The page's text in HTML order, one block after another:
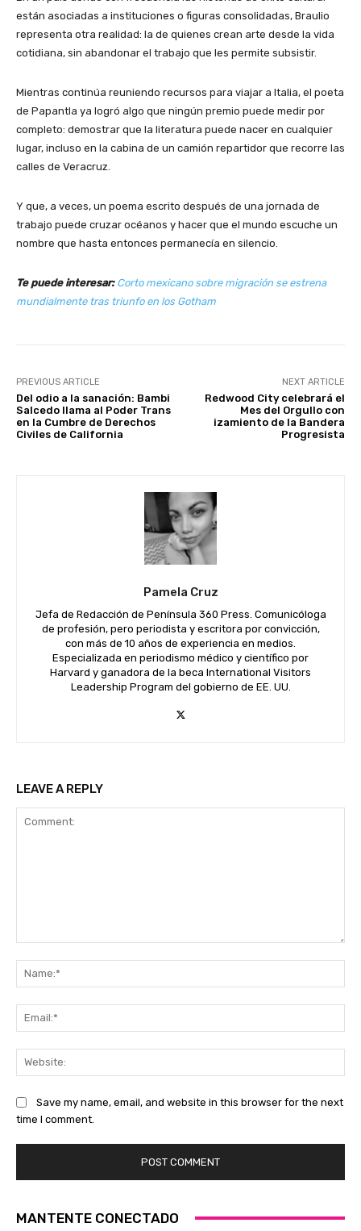
están asociadas a instituciones o figuras consolidadas, Braulio
representa otra realidad: la de quienes crean arte desde la vida
cotidiana, sin abandonar el trabajo que les permite subsistir.
Mientras continúa reuniendo recursos para viajar a Italia, el poeta
de Papantla ya logró algo que ningún premio puede medir por
completo: demostrar que la literatura puede nacer en cualquier
lugar, incluso en la cabina de un camión repartidor que recorre las
calles de Veracruz.
Y que, a veces, un poema escrito después de una jornada de
trabajo puede cruzar océanos y hacer que el mundo escuche un
nombre que hasta entonces permanecía en silencio.
Te puede interesar: Corto mexicano sobre migración se estrena
mundialmente tras triunfo en los Gotham
PREVIOUS ARTICLE
Del odio a la sanación: Bambi
Salcedo llama al Poder Trans
en la Cumbre de Derechos
Civiles de California
NEXT ARTICLE
Redwood City celebrará el
Mes del Orgullo con
izamiento de la Bandera
Progresista
Pamela Cruz
Jefa de Redacción de Península 360 Press. Comunicóloga
de profesión, pero periodista y escritora por convicción,
con más de 10 años de experiencia en medios.
Especializada en periodismo médico y científico por
Harvard y ganadora de la beca International Visitors
Leadership Program del gobierno de EE. UU.
LEAVE A REPLY
Save my name, email, and website in this browser for the next
time I comment.
MANTENTE CONECTADO